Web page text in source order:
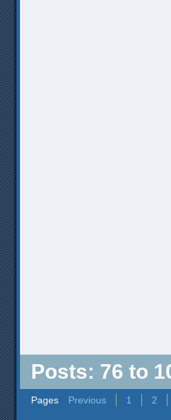
Posts: 76 to
Pages Previous 1 2